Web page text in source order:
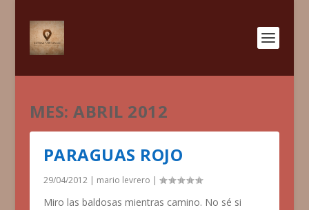
MES:ABRIL 2012
PARAGUAS ROJO
29/04/2012| mario levrero |
Miro las baldosas mientras camino. No sé si